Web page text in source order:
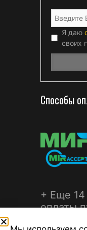
Я даю
своих
Способы
+ Еще 14
оплаты